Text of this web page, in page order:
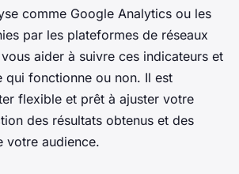
comme Google Analytics ou les
par les plateformes de réseaux
aider à suivre ces indicateurs et
qui fonctionne ou non. Il est
flexible et prêt à ajuster votre
des résultats obtenus et des
votre audience.